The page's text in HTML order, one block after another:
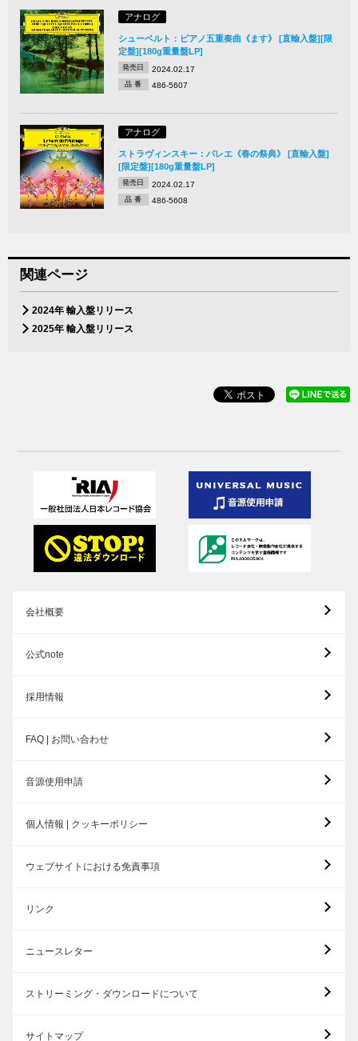
アナログ
シューベルト：ピアノ五重奏曲《ます》 [直輸入盤][限
定盤][180g重量盤LP]
発売日 2024.02.17
品 番 486-5607
アナログ
ストラヴィンスキー：バレエ《春の祭典》 [直輸入盤]
[限定盤][180g重量盤LP]
発売日 2024.02.17
品 番 486-5608
関連ページ
2024年 輸入盤リリース
2025年 輸入盤リリース
会社概要
公式note
採用情報
FAQ | お問い合わせ
音源使用申請
個人情報 | クッキーポリシー
ウェブサイトにおける免責事項
リンク
ニュースレター
ストリーミング・ダウンロードについて
サイトマップ